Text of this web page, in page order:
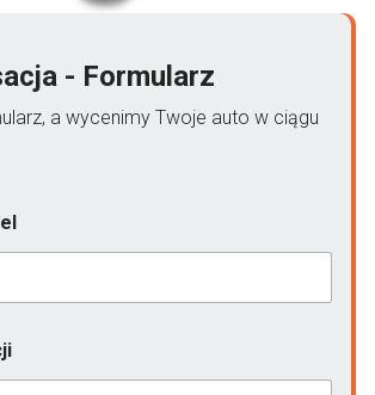
- Formularz
a wycenimy Twoje auto w ciągu